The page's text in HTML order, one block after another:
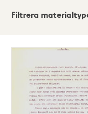
Visningsläge
Filtrera